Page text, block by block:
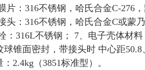
片：316不锈钢，哈氏合金C-276
头：316不锈钢，哈氏合金C或蒙
：316L不锈钢； 7、电子壳体材
锥面密封，带接头时 中心距50.8
2.4kg（3851标准型）。